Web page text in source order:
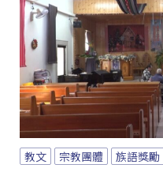
教文 宗教團體 族語獎勵